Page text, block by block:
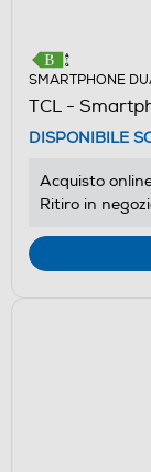
SMARTPHONE
TCL -
DISPONIBILE
Acquisto
Ritiro in